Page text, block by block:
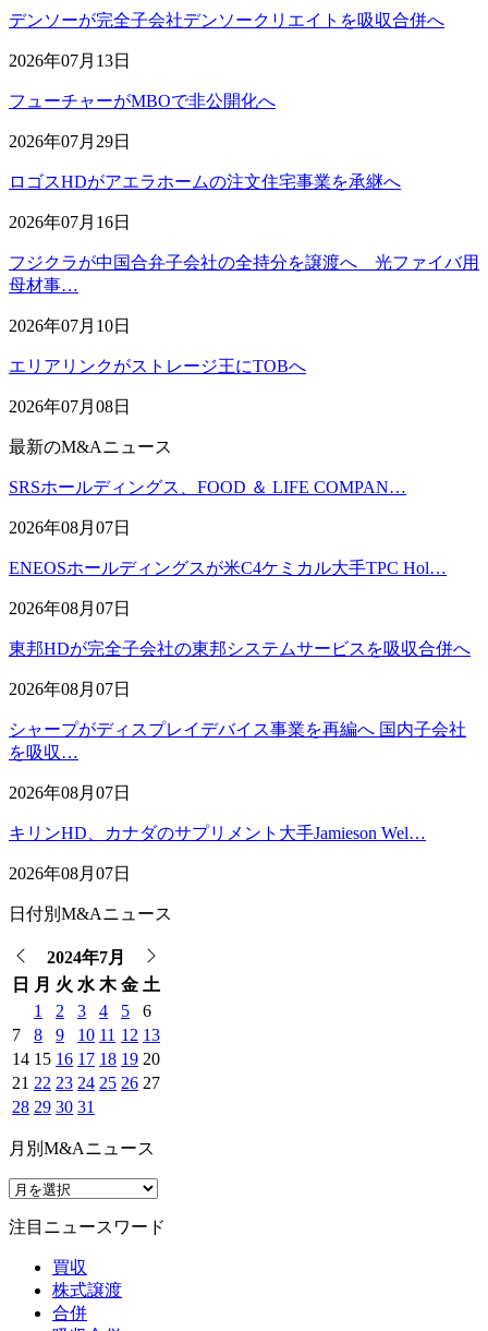
デンソーが完全子会社デンソークリエイトを吸収合併へ
2026年07月13日
フューチャーがMBOで非公開化へ
2026年07月29日
ロゴスHDがアエラホームの注文住宅事業を承継へ
2026年07月16日
フジクラが中国合弁子会社の全持分を譲渡へ 光ファイバ用
母材事…
2026年07月10日
エリアリンクがストレージ王にTOBへ
2026年07月08日
最新のM&Aニュース
SRSホールディングス、FOOD ＆ LIFE COMPAN…
2026年08月07日
ENEOSホールディングスが米C4ケミカル大手TPC Hol…
2026年08月07日
東邦HDが完全子会社の東邦システムサービスを吸収合併へ
2026年08月07日
シャープがディスプレイデバイス事業を再編へ 国内子会社
を吸収…
2026年08月07日
キリンHD、カナダのサプリメント大手Jamieson Wel…
2026年08月07日
日付別M&Aニュース
2024年7月
日
月 火 水 木 金 土
1
2 3 4 5
6
7
8 9 10 11 12 13
14 15 16 17 18 19 20
21 22 23 24 25 26 27
28 29 30 31
月別M&Aニュース
注目ニュースワード
買収
株式譲渡
合併